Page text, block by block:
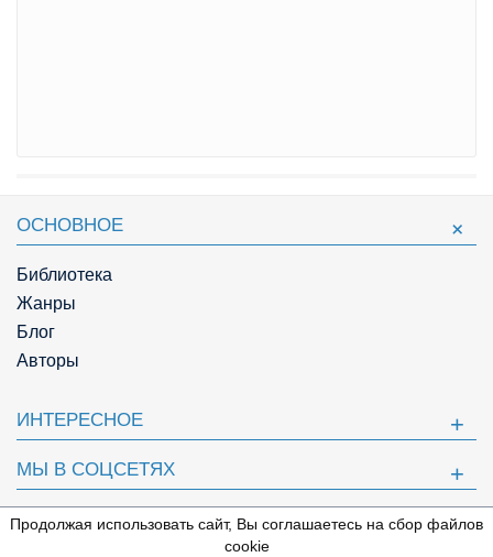
⇩
ОСНОВНОЕ
Библиотека
Жанры
Блог
Авторы
ИНТЕРЕСНОЕ
МЫ В СОЦСЕТЯХ
ПОЛЕЗНОЕ
Продолжая использовать сайт, Вы соглашаетесь на сбор файлов
cookie